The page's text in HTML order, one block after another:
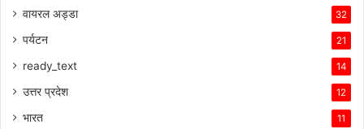
वायरल अड्डा 32
पर्यटन 21
ready_text 14
उत्तर प्रदेश 12
भारत 11